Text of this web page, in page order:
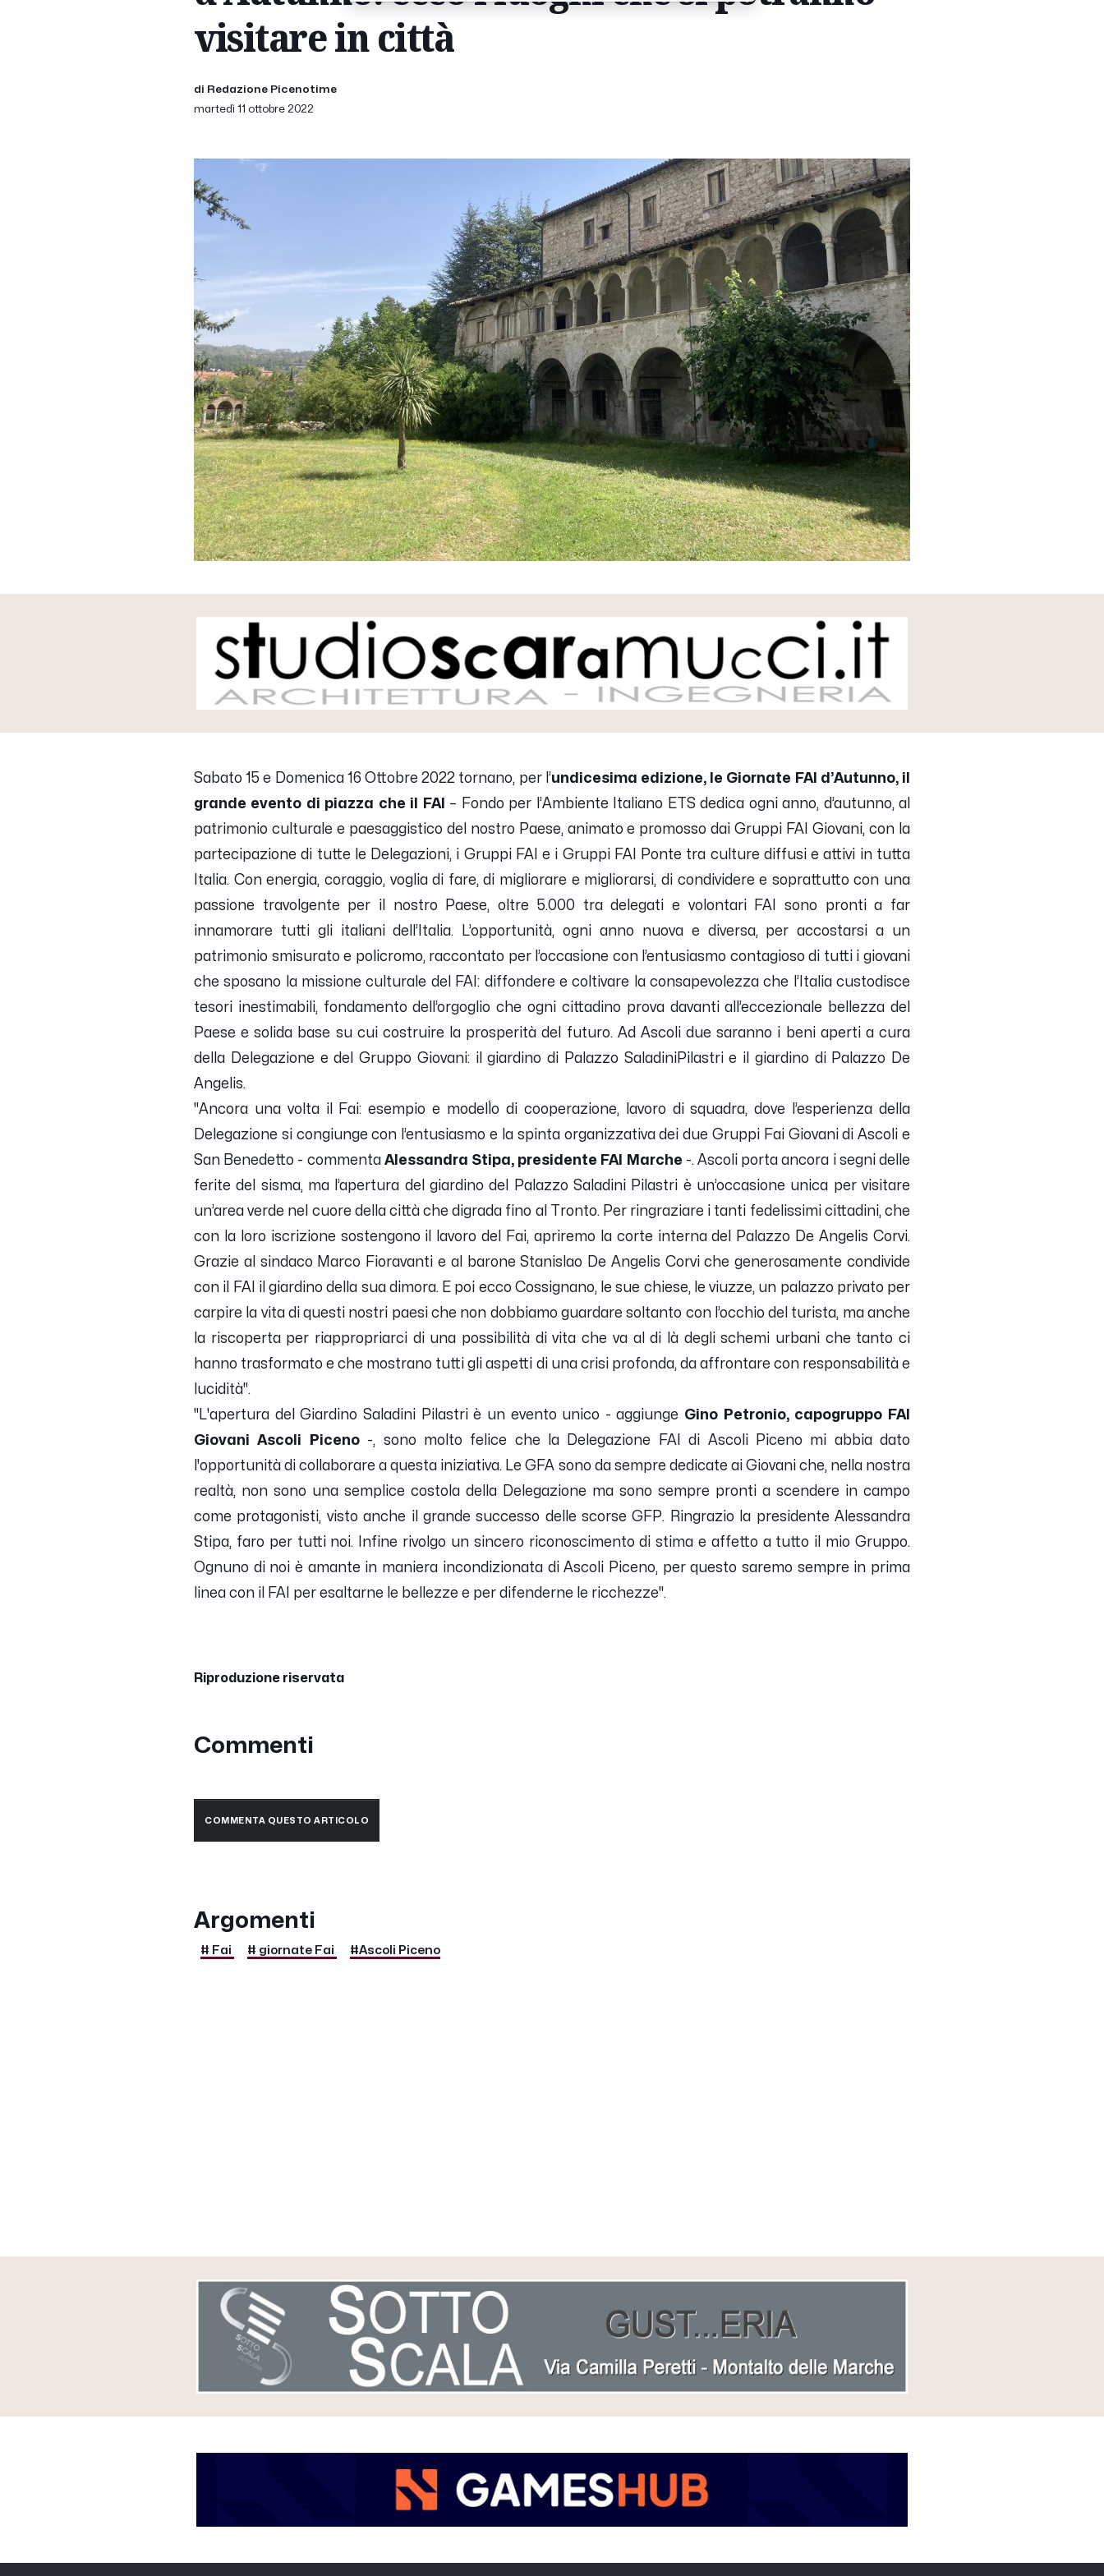
visitare in città
di Redazione Picenotime
martedì 11 ottobre 2022
Sabato 15 e Domenica 16 Ottobre 2022 tornano, per l’undicesima edizione, le Giornate FAI d’Autunno, il
grande evento di piazza che il FAI
– Fondo per l’Ambiente Italiano ETS dedica ogni anno, d’autunno, al
patrimonio culturale e paesaggistico del nostro Paese, animato e promosso dai Gruppi FAI Giovani, con la
partecipazione di tutte le Delegazioni, i Gruppi FAI e i Gruppi FAI Ponte tra culture diffusi e attivi in tutta
Italia. Con energia, coraggio, voglia di fare, di migliorare e migliorarsi, di condividere e soprattutto con una
passione travolgente per il nostro Paese, oltre 5.000 tra delegati e volontari FAI sono pronti a far
innamorare tutti gli italiani dell’Italia. L’opportunità, ogni anno nuova e diversa, per accostarsi a un
patrimonio smisurato e policromo, raccontato per l’occasione con l’entusiasmo contagioso di tutti i giovani
che sposano la missione culturale del FAI: diffondere e coltivare la consapevolezza che l’Italia custodisce
tesori inestimabili, fondamento dell’orgoglio che ogni cittadino prova davanti all’eccezionale bellezza del
Paese e solida base su cui costruire la prosperità del futuro. Ad Ascoli due saranno i beni aperti a cura
della Delegazione e del Gruppo Giovani: il giardino di Palazzo SaladiniPilastri e il giardino di Palazzo De
Angelis.
''Ancora una volta il Fai: esempio e modeĺlo di cooperazione, lavoro di squadra, dove l’esperienza della
Delegazione si congiunge con l’entusiasmo e la spinta organizzativa dei due Gruppi Fai Giovani di Ascoli e
San Benedetto - commenta Alessandra Stipa, presidente FAI Marche -.Ascoli porta ancora i segni delle
ferite del sisma, ma l’apertura del giardino del Palazzo Saladini Pilastri è un’occasione unica per visitare
un’area verde nel cuore della città che digrada fino al Tronto. Per ringraziare i tanti fedelissimi cittadini, che
con la loro iscrizione sostengono il lavoro del Fai, apriremo la corte interna del Palazzo De Angelis Corvi.
Grazie al sindaco Marco Fioravanti e al barone Stanislao De Angelis Corvi che generosamente condivide
con il FAI il giardino della sua dimora. E poi ecco Cossignano, le sue chiese, le viuzze, un palazzo privato per
carpire la vita di questi nostri paesi che non dobbiamo guardare soltanto con l’occhio del turista, ma anche
la riscoperta per riappropriarci di una possibilità di vita che va al di là degli schemi urbani che tanto ci
hanno trasformato e che mostrano tutti gli aspetti di una crisi profonda, da affrontare con responsabilità e
lucidità''.
''L'apertura del Giardino Saladini Pilastri è un evento unico - aggiunge Gino Petronio, capogruppo FAI
Giovani Ascoli Piceno-, sono molto felice che la Delegazione FAI di Ascoli Piceno mi abbia dato
l'opportunità di collaborare a questa iniziativa. Le GFA sono da sempre dedicate ai Giovani che, nella nostra
realtà, non sono una semplice costola della Delegazione ma sono sempre pronti a scendere in campo
come protagonisti, visto anche il grande successo delle scorse GFP. Ringrazio la presidente Alessandra
Stipa, faro per tutti noi. Infine rivolgo un sincero riconoscimento di stima e affetto a tutto il mio Gruppo.
Ognuno di noi è amante in maniera incondizionata di Ascoli Piceno, per questo saremo sempre in prima
linea con il FAI per esaltarne le bellezze e per difenderne le ricchezze''.
Riproduzione riservata
Commenti
COMMENTA QUESTO ARTICOLO
Argomenti
# Fai # giornate Fai #Ascoli Piceno